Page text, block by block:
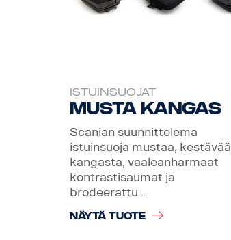
ISTUINSUOJAT
Musta kangas
Scanian suunnittelema
istuinsuoja mustaa, kestävää
kangasta, vaaleanharmaat
kontrastisaumat ja
brodeerattu...
NÄYTÄ TUOTE